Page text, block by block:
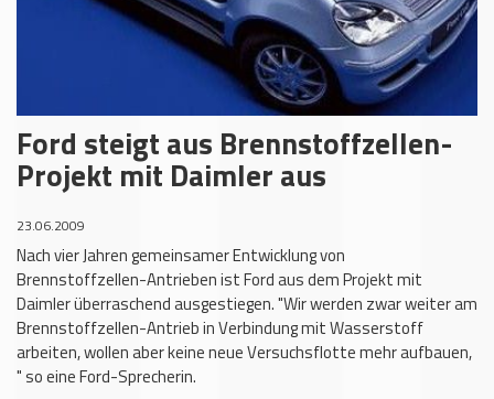
Ford steigt aus Brennstoffzellen-
Projekt mit Daimler aus
23.06.2009
Nach vier Jahren gemeinsamer Entwicklung von
Brennstoffzellen-Antrieben ist Ford aus dem Projekt mit
Daimler überraschend ausgestiegen. "Wir werden zwar weiter am
Brennstoffzellen-Antrieb in Verbindung mit Wasserstoff
arbeiten, wollen aber keine neue Versuchsflotte mehr aufbauen,
" so eine Ford-Sprecherin.